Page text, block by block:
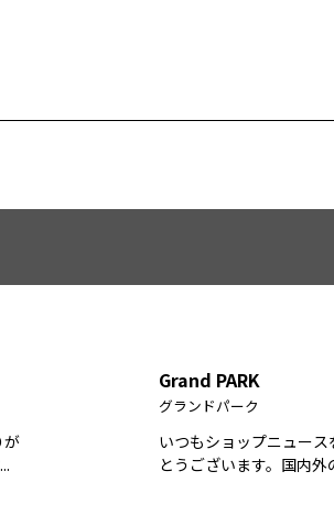
が
Grand PARK
グランドパーク
いつもショップニュー
とうございます。国内